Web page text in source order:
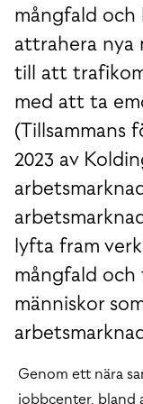
mångfald och
attrahera nya
till att
med att ta
(Tillsammans
2023 av
lyfta fram
mångfald
människor
Genom ett nära
jobbcenter, bland